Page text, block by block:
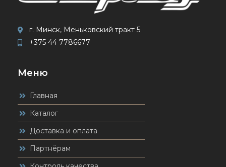
г. Минск, Меньковский тракт 5
+375 44 7786677
Меню
Главная
Каталог
Доставка и оплата
Партнёрам